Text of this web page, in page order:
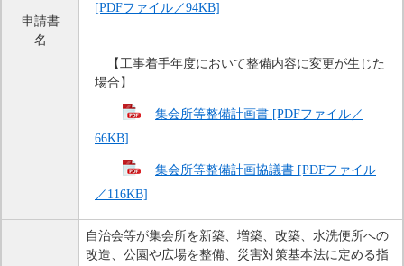
申請書
名
[PDFファイル／94KB]
【工事着手年度において整備内容に変更が生じた
場合】
集会所等整備計画書 [PDFファイル／
66KB]
集会所等整備計画協議書 [PDFファイル
／116KB]
自治会等が集会所を新築、増築、改築、水洗便所への
改造、公園や広場を整備、災害対策基本法に定める指